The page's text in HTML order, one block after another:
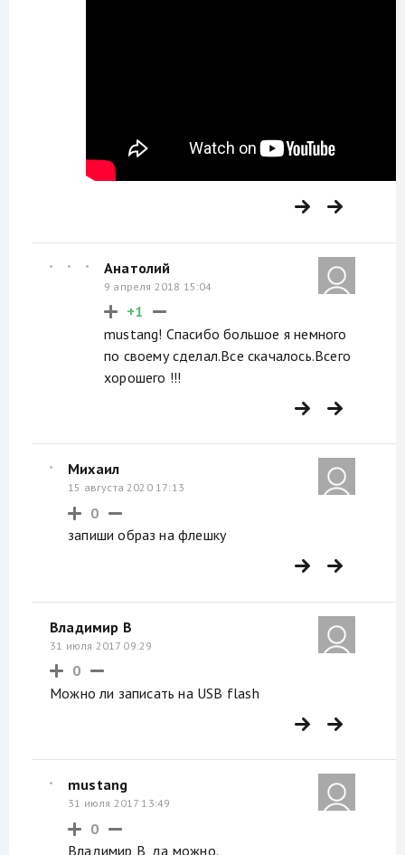
Анатолий
9 апреля 2018 15:04
+1
mustang! Спасибо большое я немного
по своему сделал.Все скачалось.Всего
хорошего !!!
Михаил
15 августа 2020 17:13
0
запиши образ на флешку
Владимир В
31 июля 2017 09:29
0
Можно ли записать на USB flash
mustang
31 июля 2017 13:49
0
Владимир В, да можно.